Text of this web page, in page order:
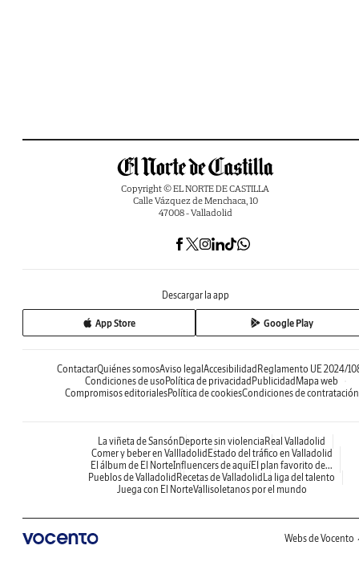
Copyright © EL NORTE DE CASTILLA
Calle Vázquez de Menchaca, 10
47008 - Valladolid
Descargar la app
App Store Google Play
ContactarQuiénes somosAviso legal Accesibilidad Reglamento UE 2024/
Condiciones de uso Política de privacidad Publicidad Mapa web
Compromisos editorialesPolítica de cookiesCondiciones de contratación
La viñeta de Sansón Deporte sin violencia Real Valladolid
Comer y beber en Vallladolid Estado del tráfico en Valladolid
El álbum de El NorteInfluencers de aquíEl plan favorito de...
Pueblos de Valladolid Recetas de Valladolid La liga del talento
Juega con El NorteVallisoletanos por el mundo
Webs de Vocento